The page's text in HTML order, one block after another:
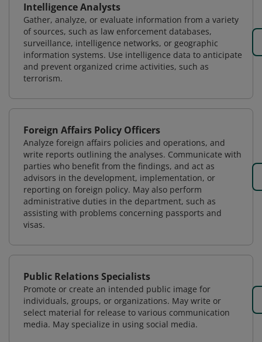
Intelligence Analysts
Gather, analyze, or evaluate information from a variety
of sources, such as law enforcement databases,
surveillance, intelligence networks, or geographic
information systems. Use intelligence data to anticipate
and prevent organized crime activities, such as
terrorism.
Foreign Affairs Policy Officers
Analyze foreign affairs policies and operations, and
write reports outlining the analyses. Communicate with
parties who benefit from the findings, and act as
advisors in the development, implementation, or
reporting on foreign policy. May also perform
administrative duties in the department, such as
assisting with problems concerning passports and
visas.
Public Relations Specialists
Promote or create an intended public image for
individuals, groups, or organizations. May write or
select material for release to various communication
media. May specialize in using social media.